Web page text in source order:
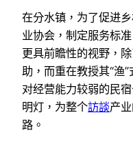
在分水镇，为了促进
业协会，制定服务标
更具前瞻性的视野，
助，而重在教授其“渔
对经营能力较弱的民
明灯，为整个訪談产
路。